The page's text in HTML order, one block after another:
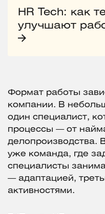
HR Tech: как
улучшают
Формат работы
компании. В
один специалист,
процессы — от
делопроизводства.
уже команда, где
специалисты
— адаптацией,
активностями.